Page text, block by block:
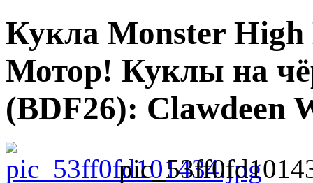
Кукла Monster
Мотор! Куклы на
(BDF26): Clawdeen